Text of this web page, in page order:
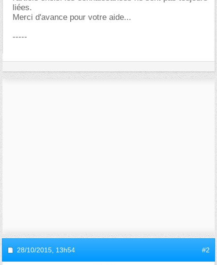
liées.
Merci d'avance pour votre aide...
-----
28/10/2015, 13h54 #2